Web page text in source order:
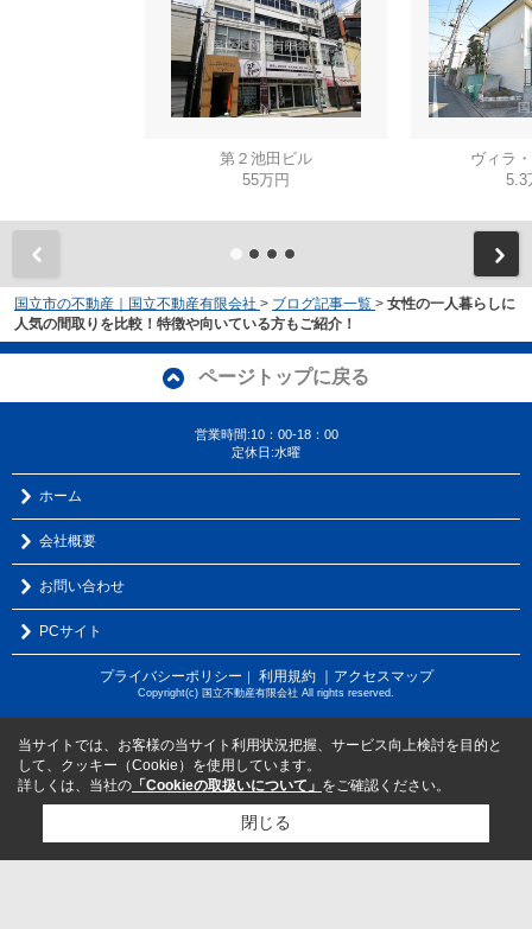
第２池田ビル
55万円
ヴィラ
5.3
国立市の不動産｜国立不動産有限会社 > ブログ記事一覧 > 女性の一人暮らしに
人気の間取りを比較！特徴や向いている方もご紹介！
ページトップに戻る
営業時間:10：00-18：00
定休日:水曜
ホーム
会社概要
お問い合わせ
PCサイト
プライバシーポリシー 利用規約 ｜アクセスマップ
Copyright(c) 国立不動産有限会社 All rights reserved.
当サイトでは、お客様の当サイト利用状況把握、サービス向上検討を目的と
して、クッキー（Cookie）を使用しています。
詳しくは、当社の 「Cookieの取扱いについて」 をご確認ください。
閉じる